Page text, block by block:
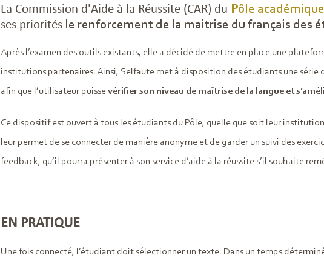
La Commission d'Aide à la Réussite (CAR) du Pôle
ses priorités le renforcement de la maitrise du français des
Après l’examen des outils existants, elle a décidé de mettre en place une
institutions partenaires. Ainsi, Selfaute met à disposition des étudiants une série
afin que l’utilisateur puissevérifier son niveau de maîtrise de la langue et
Ce dispositif est ouvert à tous les étudiants du Pôle, quelle que soit leur
leur permet de se connecter de manière anonyme et de garder un suivi des
feedback, qu’il pourra présenter à son service d’aide à la réussite s’il souhaite
EN PRATIQUE
Une fois connecté, l’étudiant doit sélectionner un texte. Dans un temps